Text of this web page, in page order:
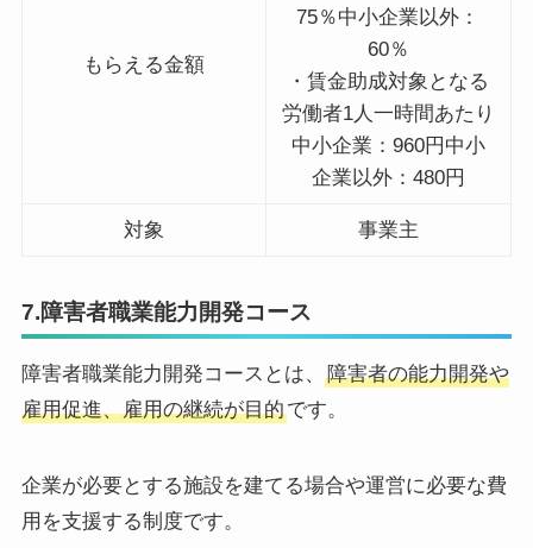
もらえる金額
75％中小企業以外：
60％
・賃金助成対象となる
労働者1人一時間あたり
中小企業：960円中小
企業以外：480円
対象 事業主
7.障害者職業能力開発コース
障害者職業能力開発コースとは、
障害者の能力開発や
雇用促進、雇用の継続が目的です。
企業が必要とする施設を建てる場合や運営に必要な費
用を支援する制度です。